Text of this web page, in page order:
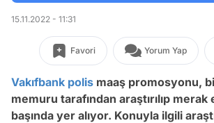
15.11.2022 - 11:31
Favori Yorum Yap
Vakıfbank polis maaş promosyonu,
memuru tarafından araştırılıp merak
başında yer alıyor. Konuyla ilgili